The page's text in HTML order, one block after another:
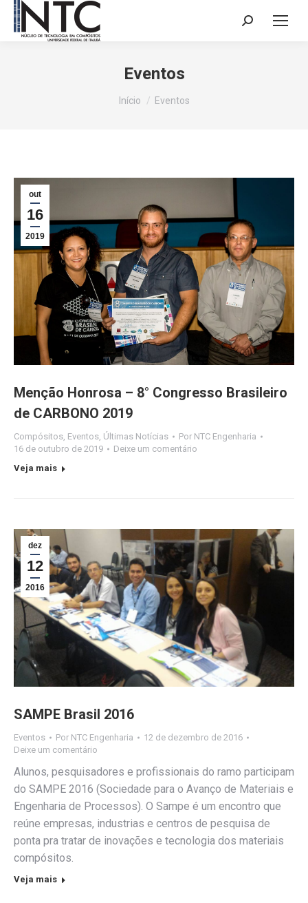
Search:
Eventos
Você está aqui:
Início Eventos
out
16
2019
Menção Honrosa – 8° Congresso Brasileiro
de CARBONO 2019
Compósitos, Eventos, Últimas Notícias Por NTC Engenharia
16 de outubro de 2019
Deixe um comentário
Veja mais
dez
12
2016
SAMPE Brasil 2016
Eventos Por NTC Engenharia
12 de dezembro de 2016
Deixe um comentário
Alunos, pesquisadores e profissionais do ramo participam
do SAMPE 2016 (Sociedade para o Avanço de Materiais e
Engenharia de Processos). O Sampe é um encontro que
reúne empresas, industrias e centros de pesquisa de
ponta pra tratar de inovações e tecnologia dos materiais
compósitos.
Veja mais